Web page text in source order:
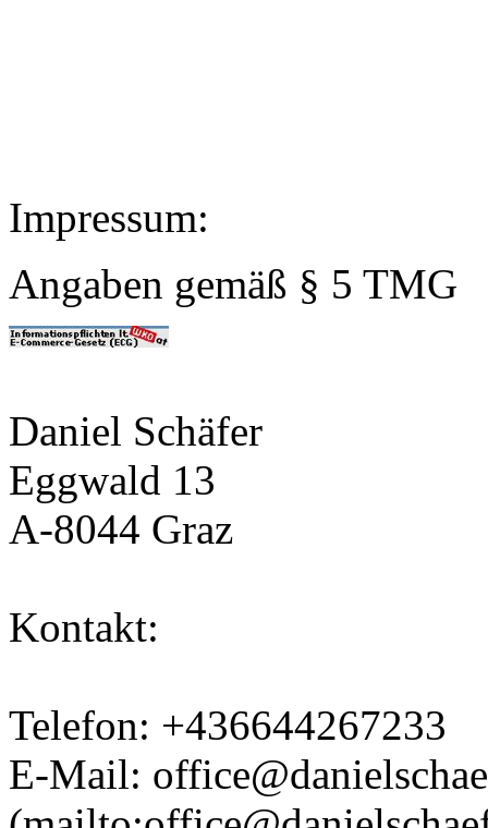
Impressum:
Angaben gemäß § 5 TMG
Daniel Schäfer
Eggwald 13
A-8044 Graz
Kontakt:
Telefon: +436644267233
E-Mail: